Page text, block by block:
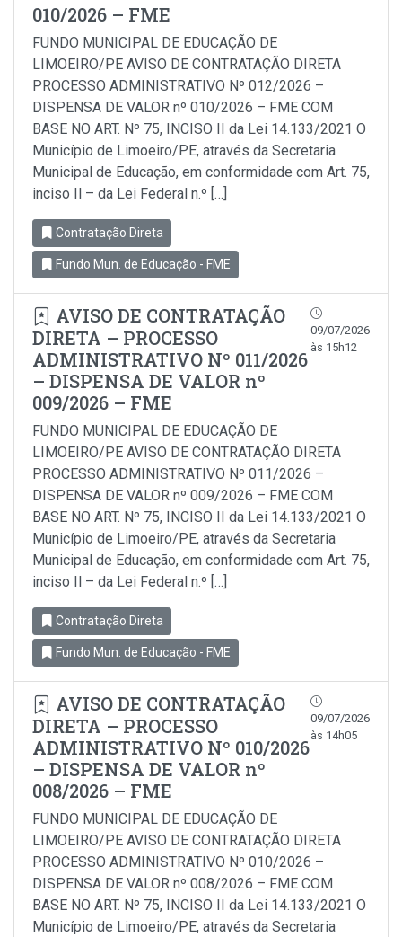
010/2026 – FME
FUNDO MUNICIPAL DE EDUCAÇÃO DE
LIMOEIRO/PE AVISO DE CONTRATAÇÃO DIRETA
PROCESSO ADMINISTRATIVO Nº 012/2026 –
DISPENSA DE VALOR nº 010/2026 – FME COM
BASE NO ART. Nº 75, INCISO II da Lei 14.133/2021 O
Município de Limoeiro/PE, através da Secretaria
Municipal de Educação, em conformidade com Art. 75,
inciso Il – da Lei Federal n.º […]
Contratação Direta
Fundo Mun. de Educação - FME
AVISO DE CONTRATAÇÃO
DIRETA – PROCESSO
ADMINISTRATIVO Nº 011/2026
– DISPENSA DE VALOR nº
009/2026 – FME
09/07/2026
às 15h12
FUNDO MUNICIPAL DE EDUCAÇÃO DE
LIMOEIRO/PE AVISO DE CONTRATAÇÃO DIRETA
PROCESSO ADMINISTRATIVO Nº 011/2026 –
DISPENSA DE VALOR nº 009/2026 – FME COM
BASE NO ART. Nº 75, INCISO II da Lei 14.133/2021 O
Município de Limoeiro/PE, através da Secretaria
Municipal de Educação, em conformidade com Art. 75,
inciso Il – da Lei Federal n.º […]
Contratação Direta
Fundo Mun. de Educação - FME
AVISO DE CONTRATAÇÃO
DIRETA – PROCESSO
ADMINISTRATIVO Nº 010/2026
– DISPENSA DE VALOR nº
008/2026 – FME
09/07/2026
às 14h05
FUNDO MUNICIPAL DE EDUCAÇÃO DE
LIMOEIRO/PE AVISO DE CONTRATAÇÃO DIRETA
PROCESSO ADMINISTRATIVO Nº 010/2026 –
DISPENSA DE VALOR nº 008/2026 – FME COM
BASE NO ART. Nº 75, INCISO II da Lei 14.133/2021 O
Município de Limoeiro/PE, através da Secretaria